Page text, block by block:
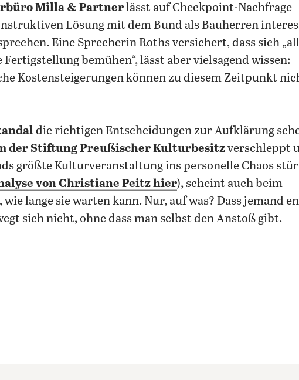
Milla & Partnerlässt auf Checkpoint-Nachfrage
Lösung mit dem Bund als Bauherren
Eine Sprecherin Roths versichert, dass sich
bemühen“, lässt aber vielsagend wissen:
Kostensteigerungen können zu diesem Zeitpunkt
die richtigen Entscheidungen zur Aufklärung
der Stiftung Preußischer Kulturbesitzverschleppt
größte Kulturveranstaltung ins personelle Chaos
von Christiane Peitz hier), scheint auch beim
lange sie warten kann. Nur, auf was? Dass jemand
sich nicht, ohne dass man selbst den Anstoß gibt.